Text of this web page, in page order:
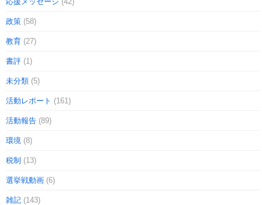
政策 (58)
教育 (27)
書評 (1)
未分類 (5)
活動レポート (161)
活動報告 (89)
環境 (8)
税制 (13)
選挙戦動画 (6)
雑記 (143)